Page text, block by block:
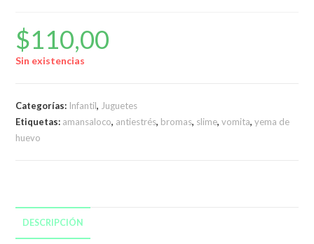
$110,00
Sin existencias
Categorías: Infantil, Juguetes
Etiquetas: amansaloco, antiestrés, bromas, slime,vomita,yema de
huevo
DESCRIPCIÓN